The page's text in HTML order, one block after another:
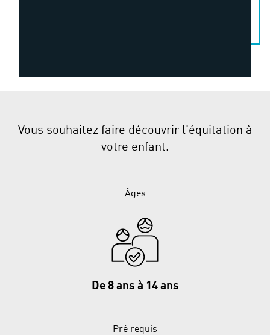
Vous souhaitez faire découvrir l'équitation à
votre enfant.
Âges
De 8 ans à 14 ans
Pré requis